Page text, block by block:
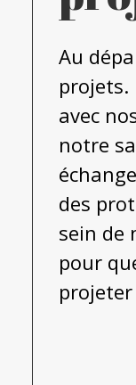
Au
projets.
avec
notre
des
sein de
pour